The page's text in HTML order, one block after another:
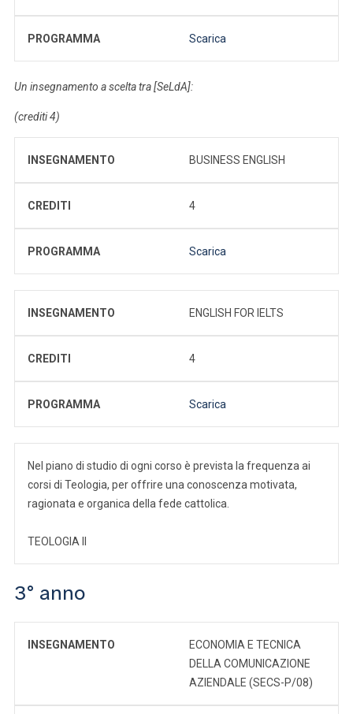
PROGRAMMA Scarica
Un insegnamento a scelta tra [SeLdA]:
(crediti 4)
INSEGNAMENTO BUSINESS ENGLISH
CREDITI 4
PROGRAMMA Scarica
INSEGNAMENTO ENGLISH FOR IELTS
CREDITI 4
PROGRAMMA Scarica
Nel piano di studio di ogni corso è prevista la frequenza ai
corsi di Teologia, per offrire una conoscenza motivata,
ragionata e organica della fede cattolica.
TEOLOGIA II
3° anno
INSEGNAMENTO
ECONOMIA E TECNICA
DELLA COMUNICAZIONE
AZIENDALE (SECS-P/08)